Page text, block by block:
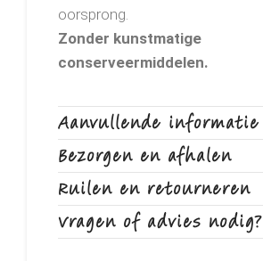
oorsprong.
Zonder kunstmatige
conserveermiddelen.
Aanvullende informatie
Bezorgen en afhalen
Ruilen en retourneren
Vragen of advies nodig?